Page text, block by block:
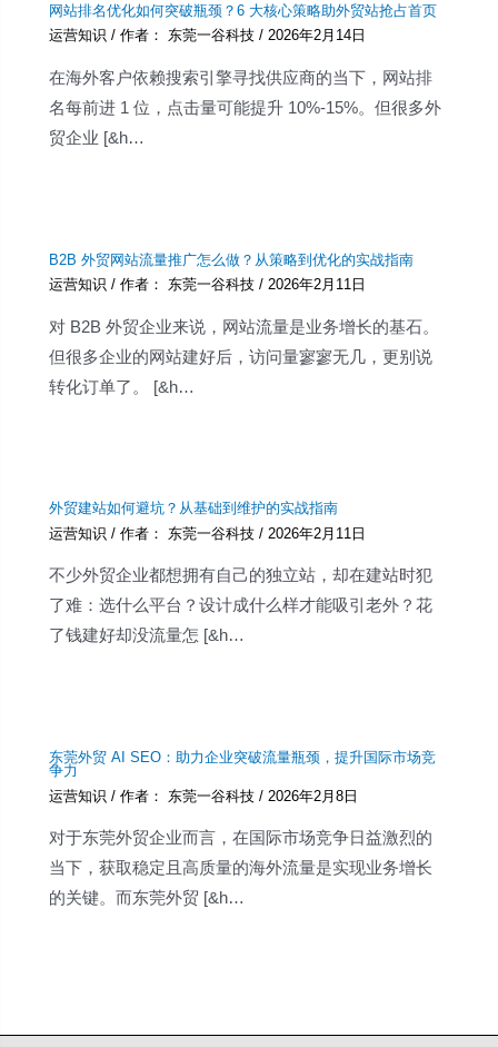
网站排名优化如何突破瓶颈？6 大核心策略助外贸站抢占首页
运营知识 / 作者： 东莞一谷科技/2026年2月14日
在海外客户依赖搜索引擎寻找供应商的当下，网站排
名每前进 1 位，点击量可能提升 10%-15%。但很多外
贸企业 [&h…
B2B 外贸网站流量推广怎么做？从策略到优化的实战指南
运营知识 / 作者： 东莞一谷科技/ 2026年2月11日
对 B2B 外贸企业来说，网站流量是业务增长的基石。
但很多企业的网站建好后，访问量寥寥无几，更别说
转化订单了。 [&h…
外贸建站如何避坑？从基础到维护的实战指南
运营知识 / 作者： 东莞一谷科技/ 2026年2月11日
不少外贸企业都想拥有自己的独立站，却在建站时犯
了难：选什么平台？设计成什么样才能吸引老外？花
了钱建好却没流量怎 [&h…
东莞外贸 AI SEO：助力企业突破流量瓶颈，提升国际市场竞
争力
运营知识 / 作者： 东莞一谷科技/ 2026年2月8日
对于东莞外贸企业而言，在国际市场竞争日益激烈的
当下，获取稳定且高质量的海外流量是实现业务增长
的关键。而东莞外贸 [&h…